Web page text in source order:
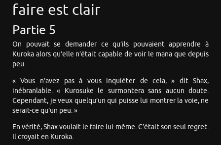
faire est clair
Partie 5
On pouvait se demander ce qu’ils pouvaient apprendre à
Kuroka alors qu’elle n’était capable de voir le mana que depuis
peu.
« Vous n’avez pas à vous inquiéter de cela, » dit Shax,
inébranlable. « Kurosuke le surmontera sans aucun doute.
Cependant, je veux quelqu’un qui puisse lui montrer la voie, ne
serait-ce qu’un peu. »
En vérité, Shax voulait le faire lui-même. C’était son seul regret.
Il croyait en Kuroka.